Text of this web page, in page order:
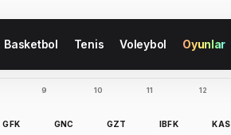
Basketbol Tenis Voleybol Oyunlar
GFK
9
GNC
10
GZT
11
IBFK
12
KAS